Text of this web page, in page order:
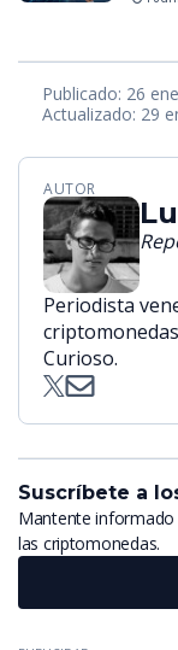
Publicado: 26
Actualizado: 29
AUTOR
Periodista
Curioso.
Suscríbete a
Mantente
las criptomonedas.